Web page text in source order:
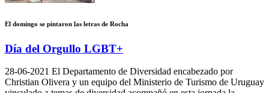
El domingo se pintaron las letras de Rocha
Día del Orgullo LGBT+
28-06-2021 El Departamento de Diversidad encabezado por
Christian Olivera y un equipo del Ministerio de Turismo de Uruguay